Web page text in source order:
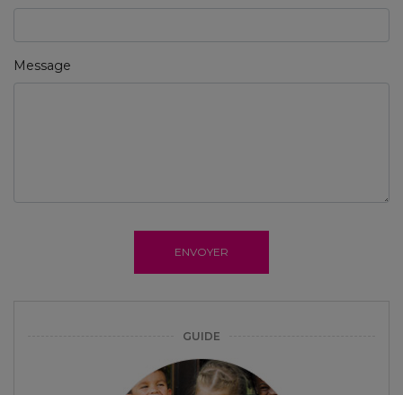
Message
ENVOYER
GUIDE